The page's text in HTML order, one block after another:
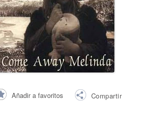
Añadir a favoritos Compartir